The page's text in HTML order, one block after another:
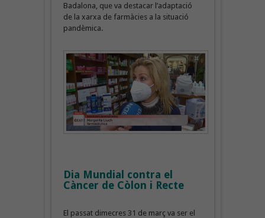
Badalona, que va destacar l’adaptació
de la xarxa de farmàcies a la situació
pandèmica.
Dia Mundial contra el
Càncer de Còlon i Recte
El passat dimecres 31 de març va ser el